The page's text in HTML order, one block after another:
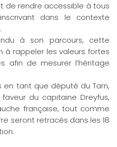
de rendre accessible à tous
dans le contexte
à son parcours, cette
à rappeler les valeurs fortes
afin de mesurer l’héritage
tant que député du Tarn,
du capitaine Dreyfus,
française, tout comme
seront retracés dans les 18